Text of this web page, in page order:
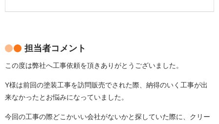
担当者コメント
この度は弊社へ工事依頼を頂きありがとうございました。
Y様は前回の塗装工事を訪問販売でされた際、納得のいく工事が出
来なかったとお悩みになっていました。
今回の工事の際どこかいい会社がないかと探していた際に、クリー